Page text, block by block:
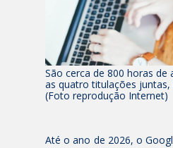
São cerca de 800 horas de
as quatro titulações
(Foto reprodução Internet)
Até o ano de 2026, o